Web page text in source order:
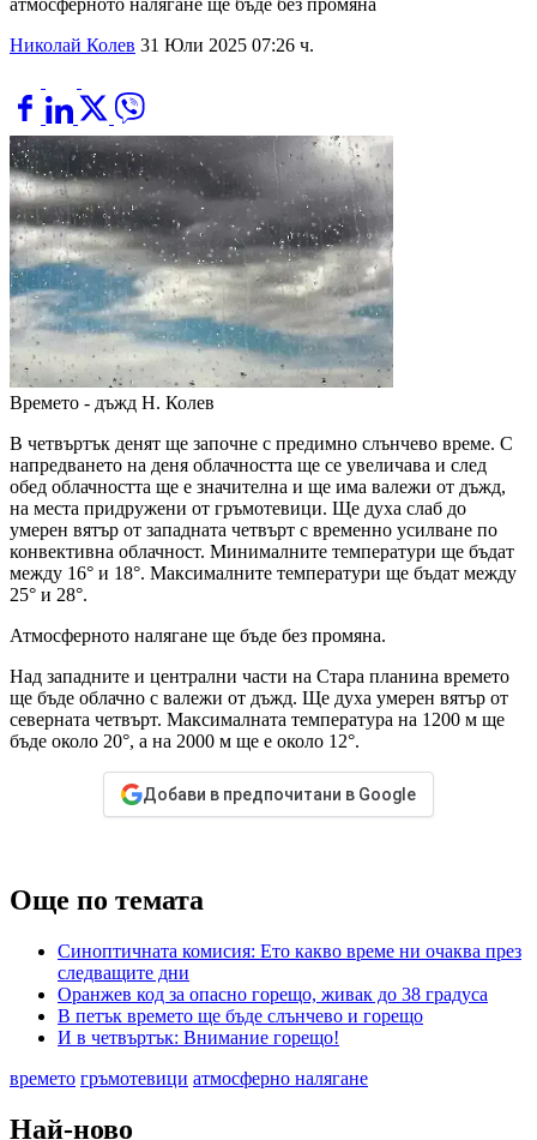
Николай Колев 31 Юли 2025 07:26 ч.
Времето - дъжд Н. Колев
В четвъртък денят ще започне с предимно слънчево време. С
напредването на деня облачността ще се увеличава и след
обед облачността ще е значителна и ще има валежи от дъжд,
на места придружени от гръмотевици. Ще духа слаб до
умерен вятър от западната четвърт с временно усилване по
конвективна облачност. Минималните температури ще бъдат
между 16° и 18°. Максималните температури ще бъдат между
25° и 28°.
Атмосферното налягане ще бъде без промяна.
Над западните и централни части на Стара планина времето
ще бъде облачно с валежи от дъжд. Ще духа умерен вятър от
северната четвърт. Максималната температура на 1200 м ще
бъде около 20°, а на 2000 м ще е около 12°.
Добави в предпочитани в Google
Още по темата
Синоптичната комисия: Ето какво време ни очаква през
следващите дни
Оранжев код за опасно горещо, живак до 38 градуса
В петък времето ще бъде слънчево и горещо
И в четвъртък: Внимание горещо!
времето гръмотевици атмосферно налягане
Най-ново